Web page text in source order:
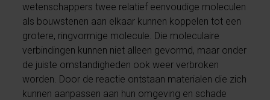
wetenschappers twee relatief eenvoudige moleculen
als bouwstenen aan elkaar kunnen koppelen tot een
grotere, ringvormige molecule. Die moleculaire
verbindingen kunnen niet alleen gevormd, maar onder
de juiste omstandigheden ook weer verbroken
worden. Door de reactie ontstaan materialen die zich
kunnen aanpassen aan hun omgeving en schade